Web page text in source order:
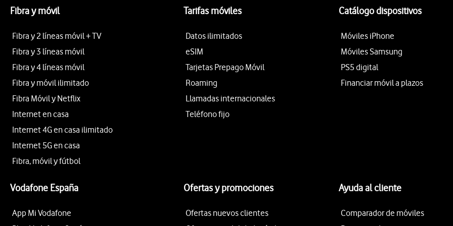
Fibra y móvil
Fibra y 2 líneas móvil + TV
Fibra y 3 líneas móvil
Fibra y 4 líneas móvil
Fibra y móvil ilimitado
Fibra Móvil y Netflix
Internet en casa
Internet 4G en casa ilimitado
Internet 5G en casa
Fibra, móvil y fútbol
Tarifas móviles
Datos ilimitados
eSIM
Tarjetas Prepago Móvil
Roaming
Llamadas internacionales
Teléfono fijo
Catálogo dispositivos
Móviles iPhone
Móviles Samsung
PS5 digital
Financiar móvil a plazos
Vodafone España
App Mi Vodafone
Ofertas y promociones
Ofertas nuevos clientes
Ayuda al cliente
Comparador de móviles